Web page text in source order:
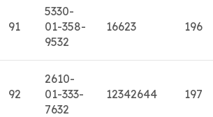
91
5330-
01-358-
9532
16623 196
92
2610-
01-333-
7632
12342644 197